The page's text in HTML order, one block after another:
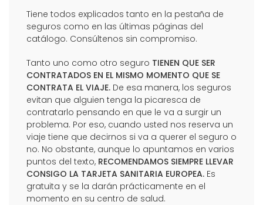
Tiene todos explicados tanto en la pestaña de
seguros como en las últimas páginas del
catálogo. Consúltenos sin compromiso.
Tanto uno como otro seguro TIENEN QUE SER
CONTRATADOS EN EL MISMO MOMENTO QUE SE
CONTRATA EL VIAJE. De esa manera, los seguros
evitan que alguien tenga la picaresca de
contratarlo pensando en que le va a surgir un
problema. Por eso, cuando usted nos reserva un
viaje tiene que decirnos si va a querer el seguro o
no. No obstante, aunque lo apuntamos en varios
puntos del texto, RECOMENDAMOS SIEMPRE LLEVAR
CONSIGO LA TARJETA SANITARIA EUROPEA. Es
gratuita y se la darán prácticamente en el
momento en su centro de salud.